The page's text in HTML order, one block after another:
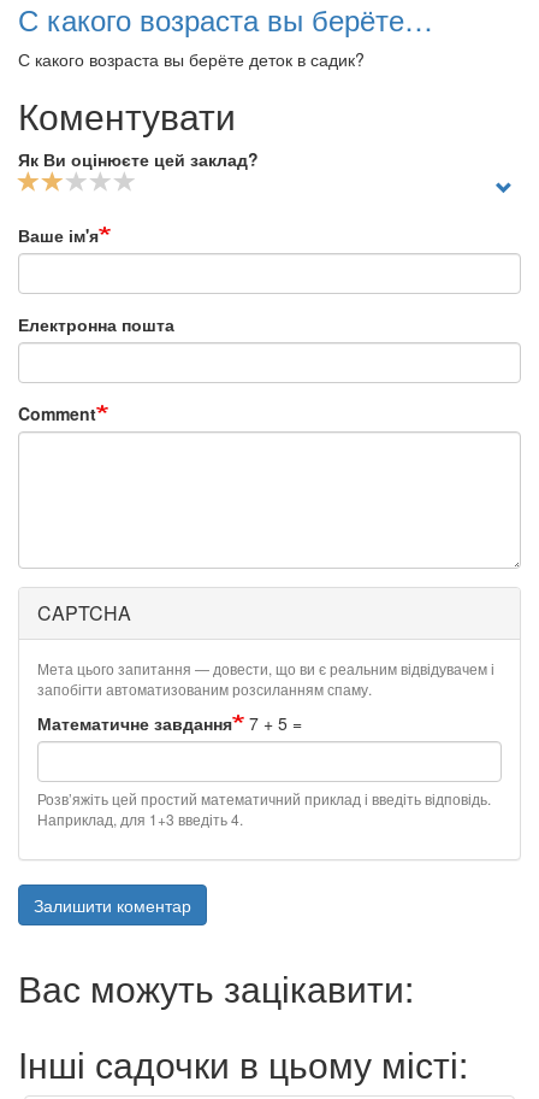
С какого возраста вы берёте…
С какого возраста вы берёте деток в садик?
Коментувати
Як Ви оцінюєте цей заклад?
Ваше ім'я
Електронна пошта
Comment
CAPTCHA
Мета цього запитання — довести, що ви є реальним відвідувачем і
запобігти автоматизованим розсиланням спаму.
Математичне завдання 7 + 5 =
Розв’яжіть цей простий математичний приклад і введіть відповідь.
Наприклад, для 1+3 введіть 4.
Залишити коментар
Вас можуть зацікавити:
Інші садочки в цьому місті: